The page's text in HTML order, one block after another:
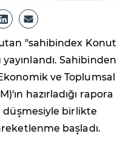
"sahibindex Konut
Sahibinden
ve Toplumsal
hazırladığı rapora
birlikte
başladı.